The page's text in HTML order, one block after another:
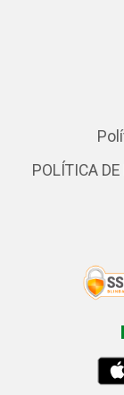
POLÍTICA DE